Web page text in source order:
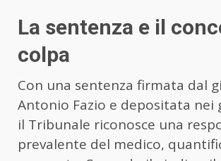
La sentenza e il
colpa
Con una sentenza firmata dal
Antonio Fazio e depositata nei
il Tribunale riconosce una
prevalente del medico,